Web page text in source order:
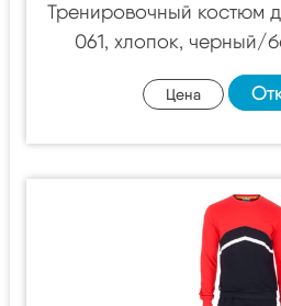
Тренировочный костюм
061, хлопок, черный/
Цена